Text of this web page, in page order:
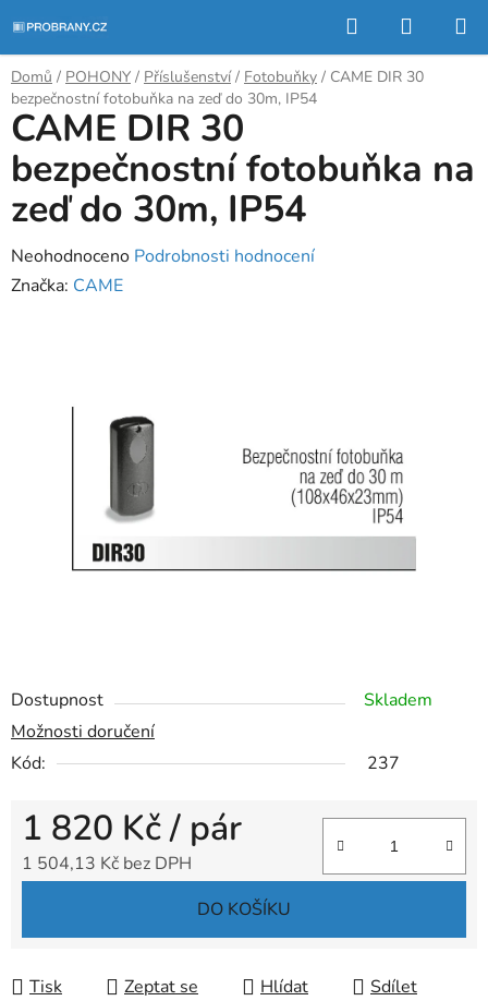
na
obsah
Hledat
KOŠÍK
Domů / POHONY / Příslušenství / Fotobuňky / CAME DIR 30
bezpečnostní fotobuňka na zeď do 30m, IP54
Dostupnost
Skladem
Možnosti doručení
Kód:
237
1 820 Kč/ pár
1 504,13 Kč bez DPH
DO KOŠÍKU
Tisk Zeptat se Hlídat Sdílet
CAME DIR 30
bezpečnostní fotobuňka na
zeď do 30m, IP54
Průměrné
hodnocení
Neohodnoceno Podrobnosti hodnocení
Značka: CAME